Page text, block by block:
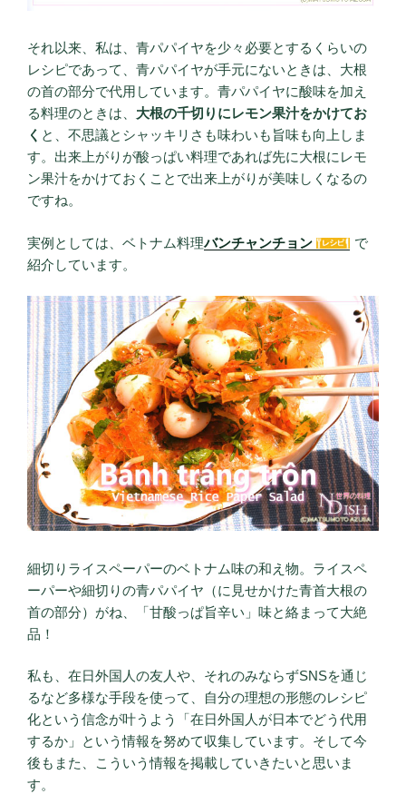
それ以来、私は、青パパイヤを少々必要とするくらいの
レシピであって、青パパイヤが手元にないときは、大根
の首の部分で代用しています。青パパイヤに酸味を加え
る料理のときは、 大根の千切りにレモン果汁をかけてお
く と、不思議とシャッキリさも味わいも旨味も向上しま
す。出来上がりが酸っぱい料理であれば先に大根にレモ
ン果汁をかけておくことで出来上がりが美味しくなるの
ですね。
実例としては、ベトナム料理バンチャンチョン
で
紹介しています。
細切りライスペーパーのベトナム味の和え物。ライスペ
ーパーや細切りの青パパイヤ（に見せかけた青首大根の
首の部分）がね、「甘酸っぱ旨辛い」味と絡まって大絶
品！
私も、在日外国人の友人や、それのみならずSNSを通じ
るなど多様な手段を使って、自分の理想の形態のレシピ
化という信念が叶うよう「在日外国人が日本でどう代用
するか」という情報を努めて収集しています。そして今
後もまた、こういう情報を掲載していきたいと思いま
す。